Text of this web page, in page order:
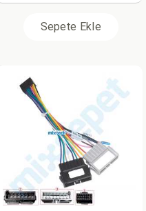
Sepete Ekle